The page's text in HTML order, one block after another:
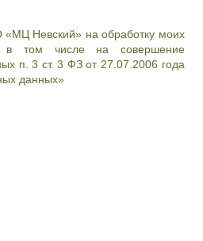
Невский» на обработку моих
в том числе на совершение
п. 3 ст. 3 ФЗ от 27.07.2006 года
данных»